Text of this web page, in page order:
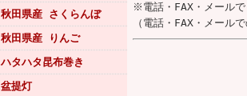
秋田県産 さくらんぼ
秋田県産 りんご
ハタハタ昆布巻き
盆提灯
※電話・FAX・メール
（電話・FAX・メール